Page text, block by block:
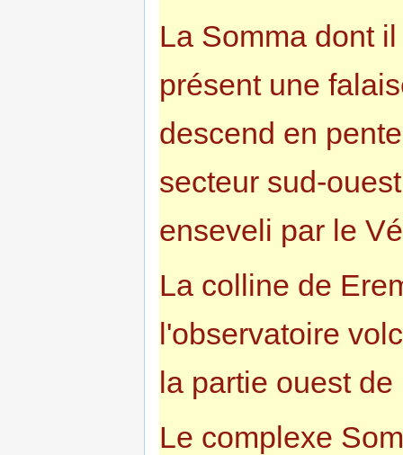
La Somma dont
présent une
descend en
secteur sud-
enseveli par le
La colline de
l'observatoire
la partie ouest
Le complexe